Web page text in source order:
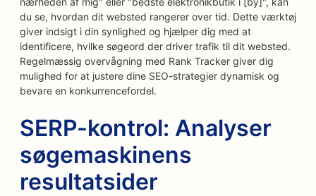
du se, hvordan dit websted rangerer over tid. Dette værktøj
giver indsigt i din synlighed og hjælper dig med at
identificere, hvilke søgeord der driver trafik til dit websted.
Regelmæssig overvågning med Rank Tracker giver dig
mulighed for at justere dine SEO-strategier dynamisk og
bevare en konkurrencefordel.
SERP-kontrol: Analyser
søgemaskinens
resultatsider